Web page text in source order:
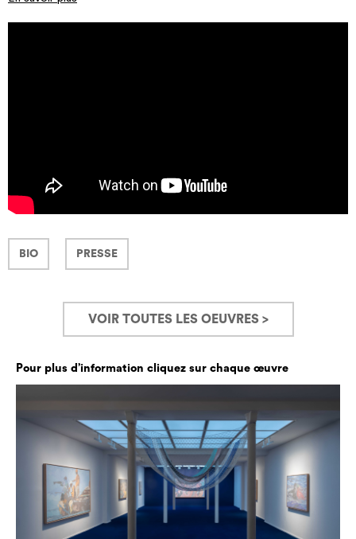
BIO PRESSE
VOIR TOUTES LES OEUVRES >
Pour plus d’information cliquez sur chaque œuvre